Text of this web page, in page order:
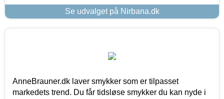
Se udvalget på Nirbana.dk
AnneBrauner.dk laver smykker som er tilpasset
markedets trend. Du får tidsløse smykker du kan nyde i